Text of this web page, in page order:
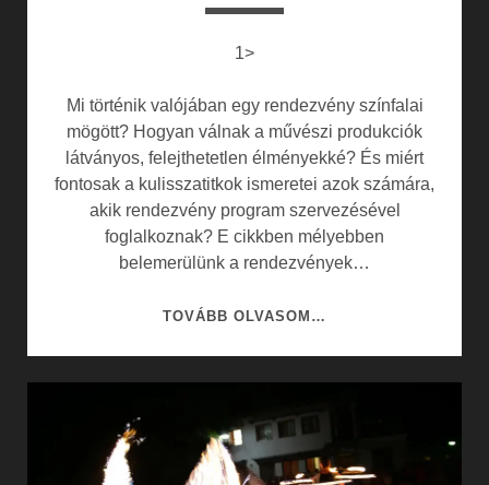
1>
Mi történik valójában egy rendezvény színfalai
mögött? Hogyan válnak a művészi produkciók
látványos, felejthetetlen élményekké? És miért
fontosak a kulisszatitkok ismeretei azok számára,
akik rendezvény program szervezésével
foglalkoznak? E cikkben mélyebben
belemerülünk a rendezvények…
TOVÁBB OLVASOM…